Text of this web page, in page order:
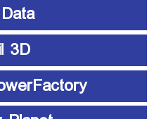
3D